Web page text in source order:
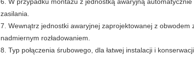
6. W przypadku montażu z jednostką awaryjną
zasilania.
7. Wewnątrz jednostki awaryjnej zaprojektowanej z
nadmiernym rozładowaniem.
8. Typ połączenia śrubowego, dla łatwej instalacji i